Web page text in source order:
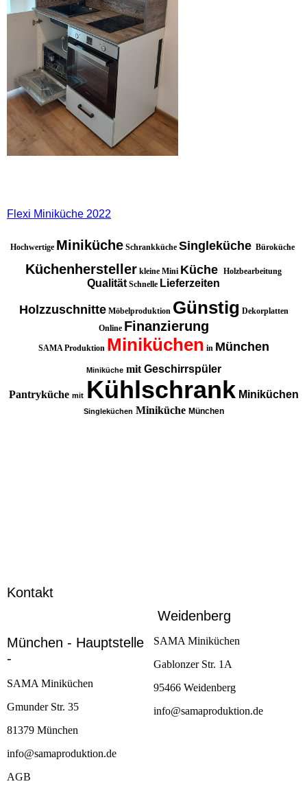
Flexi Miniküche 2022
Hochwertige Miniküche Schrankküche Singleküche Büroküche
Küchenhersteller kleine Mini Küche Holzbearbeitung
Qualität Schnelle Lieferzeiten
HolzzuschnitteMöbelproduktion Günstig Dekorplatten
Online Finanzierung
SAMA Produktion Miniküchen in München
Miniküchemit Geschirrspüler
Pantryküche mit Kühlschrank Miniküchen
Singleküchen Miniküche München
Kontakt
München - Hauptstelle
-
SAMA Miniküchen
Gmunder Str. 35
81379 München
info@samaproduktion.de
AGB
Weidenberg
SAMA Miniküchen
Gablonzer Str. 1A
95466 Weidenberg
info@samaproduktion.de